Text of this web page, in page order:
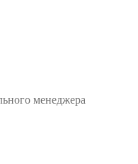
менеджера